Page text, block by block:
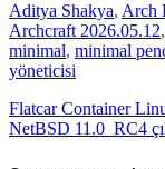
Aditya Shakya, Arch
Archcraft 2026.05.12,
minimal, minimal
yöneticisi
Flatcar Container
NetBSD 11.0_RC4